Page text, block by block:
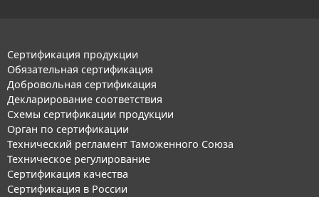
Сертификация продукции
Обязательная сертификация
Добровольная сертификация
Декларирование соответствия
Схемы сертификации продукции
Орган по сертификации
Технический регламент Таможенного Союза
Техническое регулирование
Сертификация качества
Сертификация в России